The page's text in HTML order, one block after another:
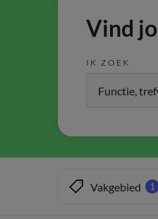
Vind
IK ZOEK
Vakgebied 1